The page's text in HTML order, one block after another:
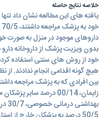
خلاصه نتایج حاصله
هیچ گونه اقدامی انجام ندادند. از